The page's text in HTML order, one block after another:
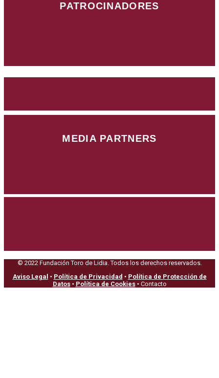
PATROCINADORES
MEDIA PARTNERS
© 2022 Fundación Toro de Lidia. Todos los derechos reservados.
Aviso Legal • Política de Privacidad • Política de Protección de
Datos• Política de Cookies• Contacto